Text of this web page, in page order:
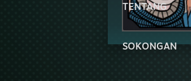
TENTANG
SOKONGAN